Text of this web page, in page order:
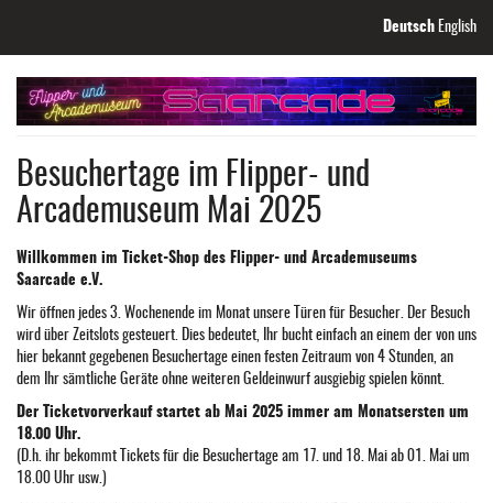
springen
Deutsch English
Besuchertage im Flipper- und
Arcademuseum Mai 2025
Willkommen im Ticket-Shop des Flipper- und Arcademuseums
Saarcade e.V.
Wir öffnen jedes 3. Wochenende im Monat unsere Türen für Besucher. Der Besuch
wird über Zeitslots gesteuert. Dies bedeutet, Ihr bucht einfach an einem der von uns
hier bekannt gegebenen Besuchertage einen festen Zeitraum von 4 Stunden, an
dem Ihr sämtliche Geräte ohne weiteren Geldeinwurf ausgiebig spielen könnt.
Der Ticketvorverkauf startet ab Mai 2025 immer am Monatsersten um
18.00 Uhr.
(D.h. ihr bekommt Tickets für die Besuchertage am 17. und 18. Mai ab 01. Mai um
18.00 Uhr usw.)